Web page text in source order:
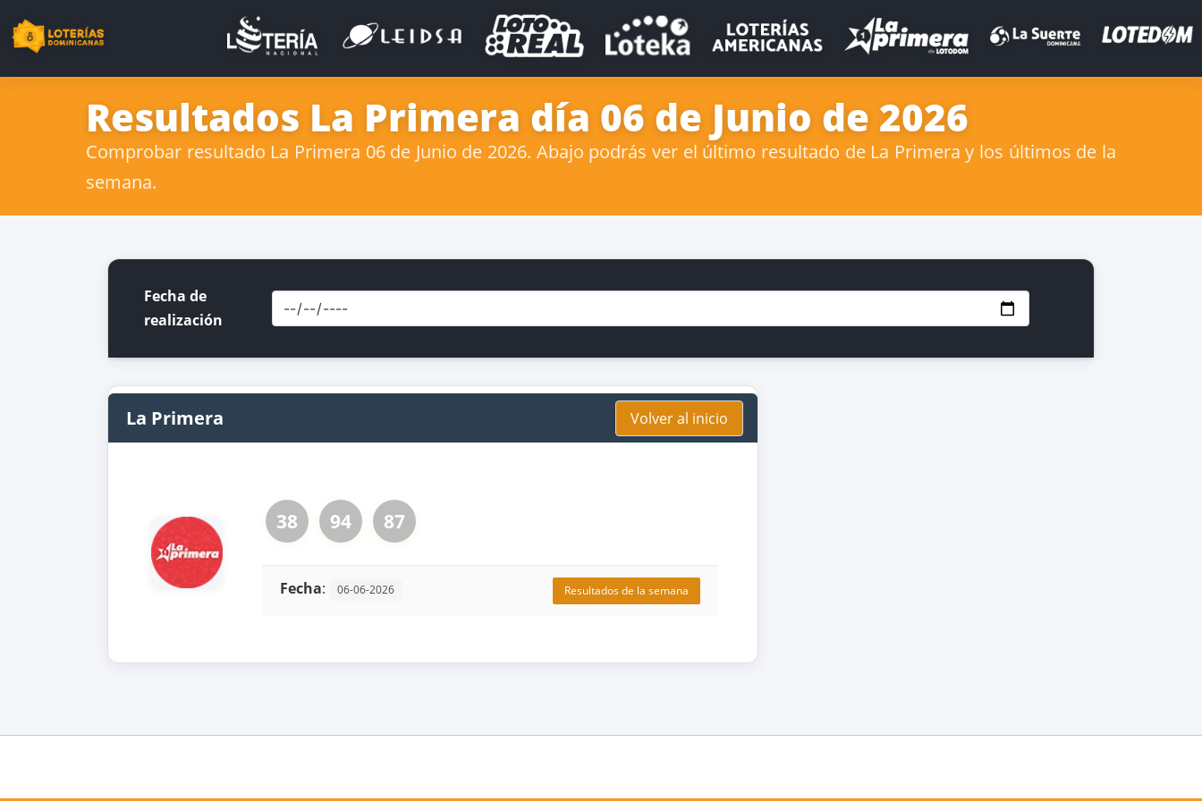
Resultados La Primera día 06 de Junio de 2026
Comprobar resultado La Primera 06 de Junio de 2026. Abajo podrás ver el último resultado de La Primera y los últimos de la
semana.
Fecha de
realización
La Primera Volver al inicio
38 94 87
Fecha: 06-06-2026 Resultados de la semana